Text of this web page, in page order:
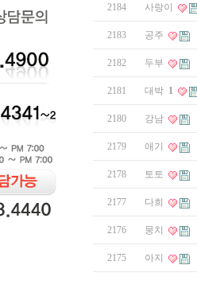
2184 사랑이
2183 공주
2182 두부
2181 대박 1
2180 강남
2179 애기
2178 토토
2177 다희
2176 뭉치
2175 아지